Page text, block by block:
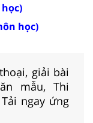
học)
giải bài
mẫu, Thi
ngay ứng